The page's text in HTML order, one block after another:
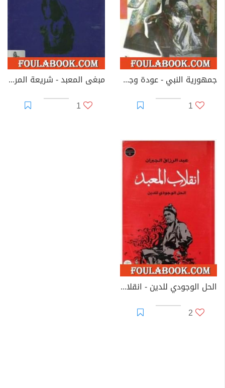
جمهورية النبي - عودة وجودية
1
مبغى المعبد - شريعة المرأة والرجل
1
الحل الوجودي للدين - انقلاب المعبد
2